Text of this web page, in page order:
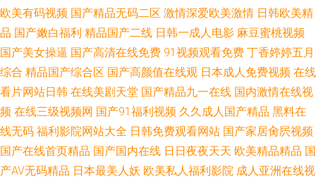
欧美有码视频 国产精品无码二区 激情深爱欧美激情 日韩欧美精
品 国产嫩白福利 精品国产二线 日韩一成人电影 麻豆蜜桃视频
国产美女操逼 国产高清在线免费 91视频观看免费 丁香婷婷五月
综合 精品国产综合区 国产高颜值在线观 日本成人免费视频 在线
看片网站日韩 在线美剧天堂 国产精品九一在线 国内激情在线视
频 在线三级视频网 国产91福利视频 久久成人国产精品 黑料在
线无码 福利影院网站大全 日韩免费观看网站 国产家居肏屄视频
国产在线首页精品 国产国内在线 日日夜夜天天 欧美精品精品 国
产AV无码精品 日本最美人妖 欧美私人福利影院 成人亚洲在线视